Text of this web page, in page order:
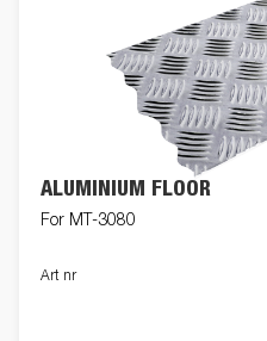
ALUMINIUM FLOOR
For MT-3080
Art nr